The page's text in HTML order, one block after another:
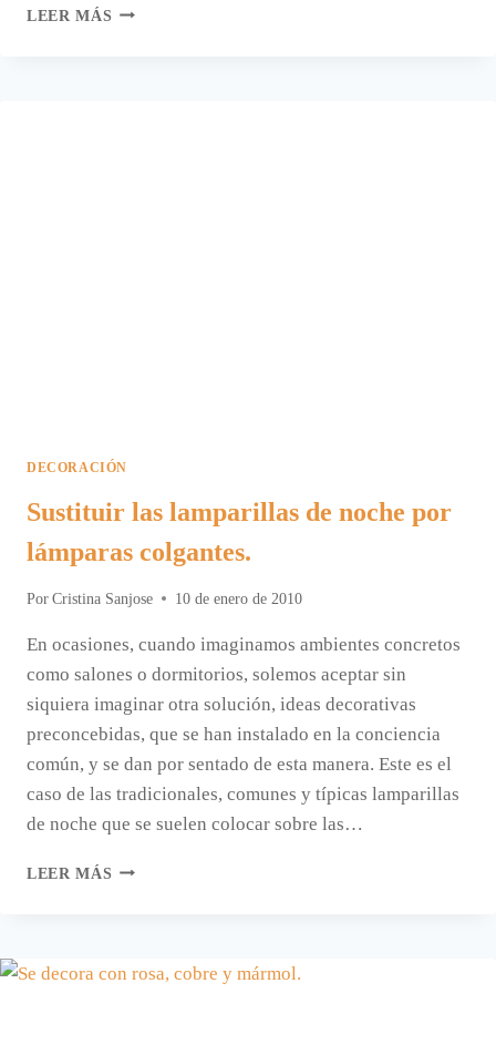
LEER MÁS TENDENCIAS
DECORACIÓN
Sustituir las lamparillas de noche por
lámparas colgantes.
Por Cristina Sanjose 10 de enero de 2010
En ocasiones, cuando imaginamos ambientes concretos
como salones o dormitorios, solemos aceptar sin
siquiera imaginar otra solución, ideas decorativas
preconcebidas, que se han instalado en la conciencia
común, y se dan por sentado de esta manera. Este es el
caso de las tradicionales, comunes y típicas lamparillas
de noche que se suelen colocar sobre las…
LEER MÁS SUSTITUIR
POR